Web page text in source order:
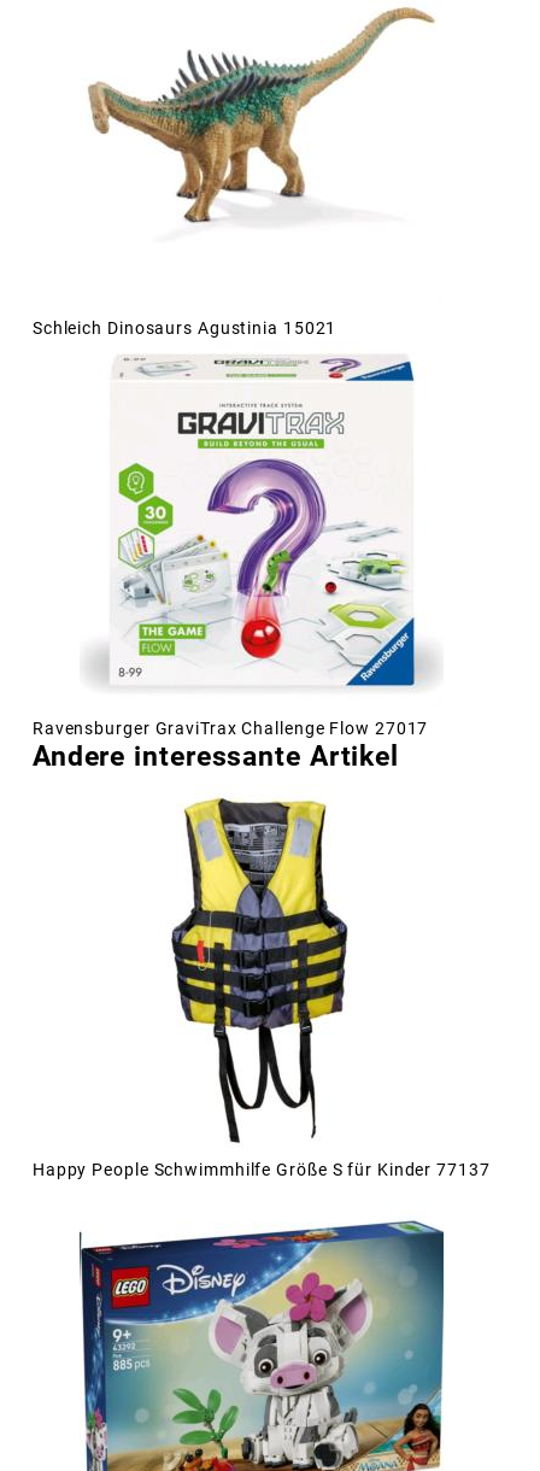
Schleich Dinosaurs Agustinia 15021
Ravensburger GraviTrax Challenge Flow 27017
Andere interessante Artikel
Happy People Schwimmhilfe Größe S für Kinder 77137